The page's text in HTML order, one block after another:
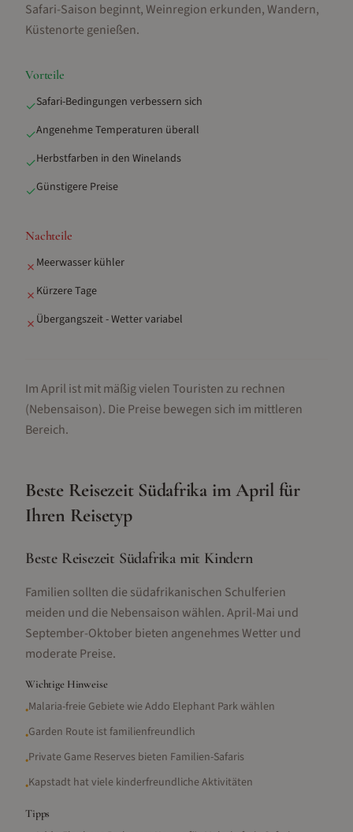
Safari-Saison beginnt, Weinregion erkunden, Wandern,
Küstenorte genießen.
Vorteile
✓Safari-Bedingungen verbessern sich
✓Angenehme Temperaturen überall
✓Herbstfarben in den Winelands
✓Günstigere Preise
Nachteile
✗ Meerwasser kühler
✗ Kürzere Tage
✗ Übergangszeit - Wetter variabel
Im April ist mit mäßig vielen Touristen zu rechnen
(Nebensaison). Die Preise bewegen sich im mittleren
Bereich.
Beste Reisezeit Südafrika imAprilfür
Ihren Reisetyp
Beste Reisezeit Südafrika mit Kindern
Familien sollten die südafrikanischen Schulferien
meiden und die Nebensaison wählen. April-Mai und
September-Oktober bieten angenehmes Wetter und
moderate Preise.
Wichtige Hinweise
•Malaria-freie Gebiete wie Addo Elephant Park wählen
•Garden Route ist familienfreundlich
•Private Game Reserves bieten Familien-Safaris
•Kapstadt hat viele kinderfreundliche Aktivitäten
Tipps